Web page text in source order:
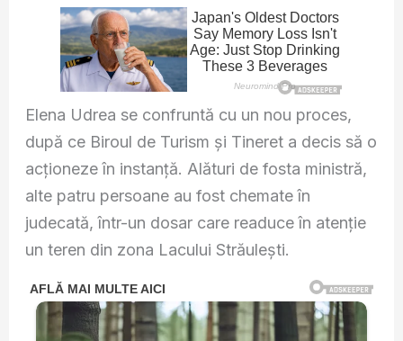
Elena Udrea se confruntă cu un nou proces,
după ce Biroul de Turism și Tineret a decis să o
acționeze în instanță. Alături de fosta ministră,
alte patru persoane au fost chemate în
judecată, într-un dosar care readuce în atenție
un teren din zona Lacului Străulești.